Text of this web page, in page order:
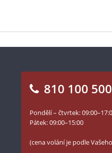
810 100 500
Pondělí – čtvrtek:
Pátek: 09:00–15:00
(cena volání je podle